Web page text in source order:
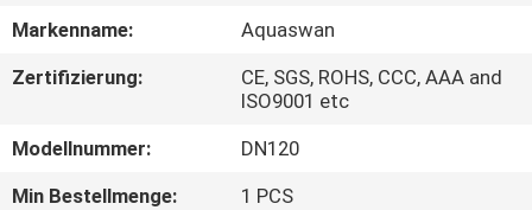
ÜBER
UNS
FABRIK-
AUSFLUG
Markenname:
Aquaswan
Zertifizierung:
CE, SGS, ROHS, CCC, AAA and
ISO9001 etc
Modellnummer:
DN120
Min Bestellmenge:
1 PCS